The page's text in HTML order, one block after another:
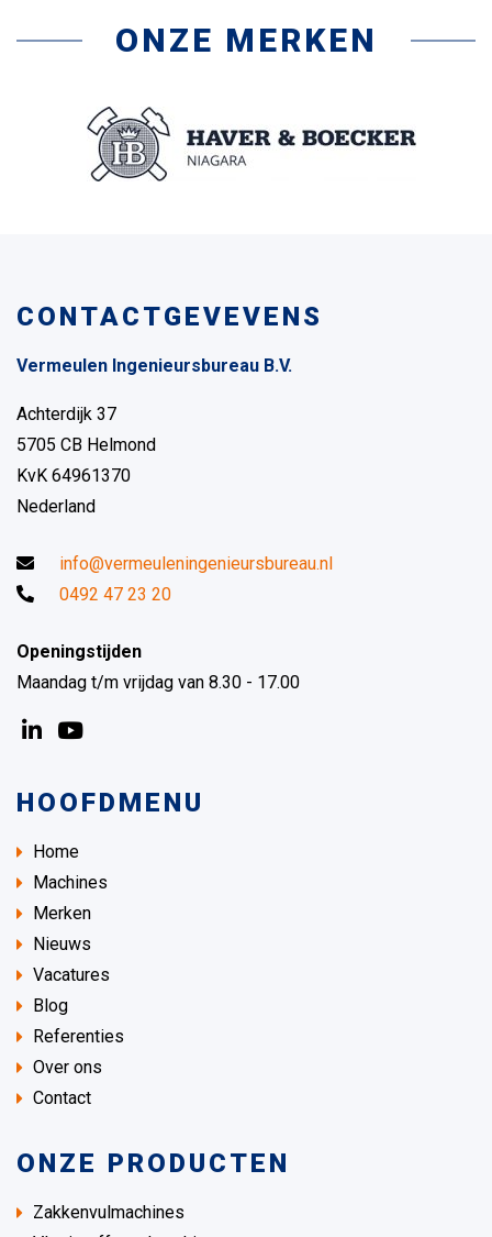
ONZE MERKEN
CONTACTGEVEVENS
Vermeulen Ingenieursbureau B.V.
Achterdijk 37
5705 CB Helmond
KvK 64961370
Nederland
info@vermeuleningenieursbureau.nl
0492 47 23 20
Openingstijden
Maandag t/m vrijdag van 8.30 - 17.00
HOOFDMENU
Home
Machines
Merken
Nieuws
Vacatures
Blog
Referenties
Over ons
Contact
ONZE PRODUCTEN
Zakkenvulmachines